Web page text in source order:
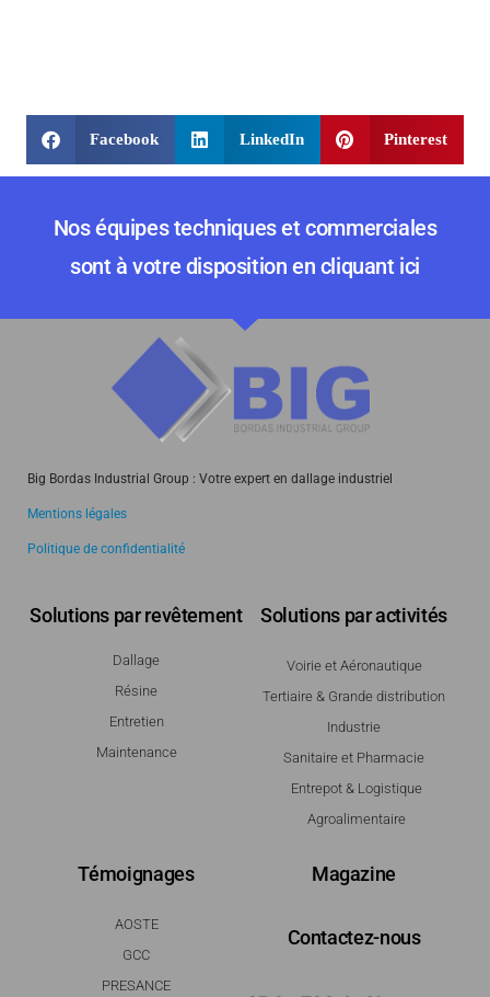
Facebook LinkedIn Pinterest
Nos équipes techniques et commerciales
sont à votre disposition en cliquant ici
Big Bordas Industrial Group : Votre expert en dallage industriel
Mentions légales
Politique de confidentialité
Solutions par revêtement
Dallage
Résine
Entretien
Maintenance
Solutions par activités
Voirie et Aéronautique
Tertiaire & Grande distribution
Industrie
Sanitaire et Pharmacie
Entrepot & Logistique
Agroalimentaire
Témoignages
AOSTE
GCC
PRESANCE
Magazine
Contactez-nous